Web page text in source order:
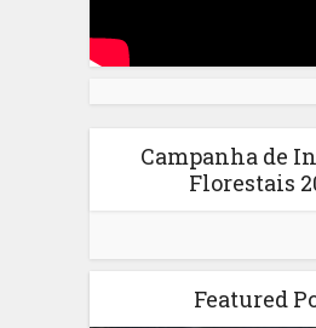
Campanha de
Florestais
Featured